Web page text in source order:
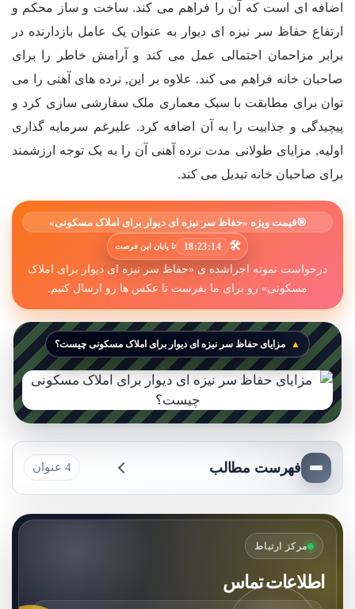
اضافه ای است که آن را فراهم می کند. ساخت و ساز محکم و
ارتفاع حفاظ سر نیزه ای دیوار به عنوان یک عامل بازدارنده در
برابر مزاحمان احتمالی عمل می کند و آرامش خاطر را برای
صاحبان خانه فراهم می کند. علاوه بر این, نرده های آهنی را می
توان برای مطابقت با سبک معماری ملک سفارشی سازی کرد و
پیچیدگی و جذابیت را به آن اضافه کرد. علیرغم سرمایه گذاری
اولیه, مزایای طولانی مدت نرده آهنی آن را به یک توجه ارزشمند
برای صاحبان خانه تبدیل می کند.
🎯قیمت ویژه «حفاظ سر نیزه ای دیوار برای املاک مسکونی»
🛠️
18:23:12 تا پایان این فرصت
درخواست نمونه اجراشده ی «حفاظ سر نیزه ای دیوار برای املاک
مسکونی» رو برای ما بفرست تا عکس ها رو ارسال کنیم.
مزایای حفاظ سر نیزه ای دیوار برای املاک مسکونی چیست؟
فهرست مطالب 4 عنوان
مرکز ارتباط
اطلاعات تماس